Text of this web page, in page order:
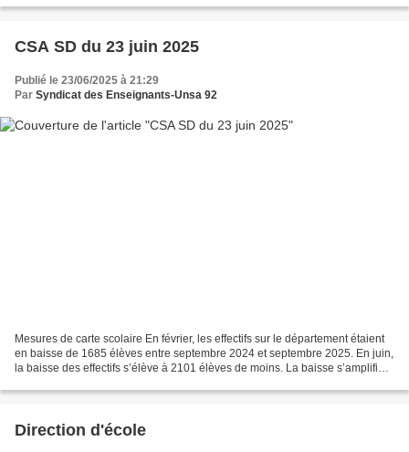
CSA SD du 23 juin 2025
Publié le 23/06/2025 à 21:29
Par Syndicat des Enseignants-Unsa 92
Mesures de carte scolaire En février, les effectifs sur le département étaient
en baisse de 1685 élèves entre septembre 2024 et septembre 2025. En juin,
la baisse des effectifs s’élève à 2101 élèves de moins. La baisse s’amplifie.
Direction d'école